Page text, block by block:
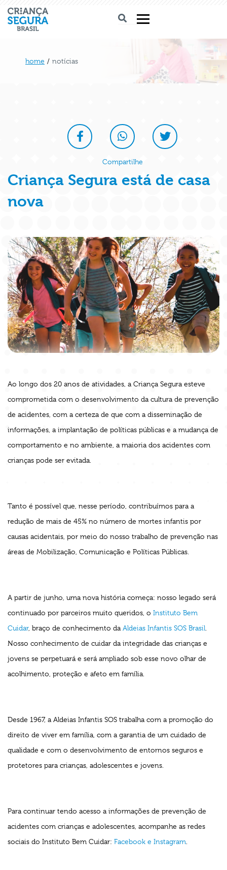
home / notícias
Compartilhe
Criança Segura está de casa
nova
Ao longo dos 20 anos de atividades, a Criança Segura esteve
comprometida com o desenvolvimento da cultura de prevenção
de acidentes, com a certeza de que com a disseminação de
informações, a implantação de políticas públicas e a mudança de
comportamento e no ambiente, a maioria dos acidentes com
crianças pode ser evitada.
Tanto é possível que, nesse período, contribuímos para a
redução de mais de 45% no número de mortes infantis por
causas acidentais, por meio do nosso trabalho de prevenção nas
áreas de Mobilização, Comunicação e Políticas Públicas.
A partir de junho, uma nova história começa: nosso legado será
continuado por parceiros muito queridos, o Instituto Bem
Cuidar, braço de conhecimento da Aldeias Infantis SOS Brasil
Nosso conhecimento de cuidar da integridade das crianças e
jovens se perpetuará e será ampliado sob esse novo olhar de
acolhimento, proteção e afeto em família.
Desde 1967, a Aldeias Infantis SOS trabalha com a promoção do
direito de viver em família, com a garantia de um cuidado de
qualidade e com o desenvolvimento de entornos seguros e
protetores para crianças, adolescentes e jovens.
Para continuar tendo acesso a informações de prevenção de
acidentes com crianças e adolescentes, acompanhe as redes
sociais do Instituto Bem Cuidar: Facebook e Instagram